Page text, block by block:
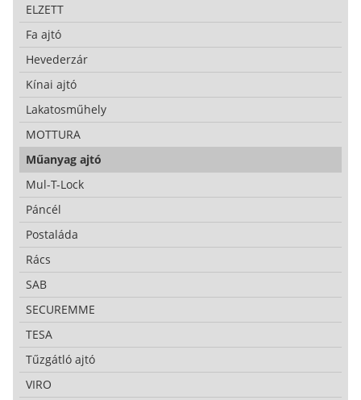
ELZETT
Fa ajtó
Hevederzár
Kínai ajtó
Lakatosműhely
MOTTURA
Műanyag ajtó
Mul-T-Lock
Páncél
Postaláda
Rács
SAB
SECUREMME
TESA
Tűzgátló ajtó
VIRO